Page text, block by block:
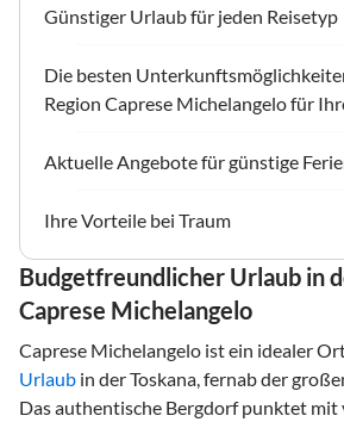
Günstiger Urlaub für jeden Reisetyp
Die besten
Region Caprese Michelangelo für
Aktuelle Angebote für günstige
Ihre Vorteile bei Traum
Budgetfreundlicher Urlaub in
Caprese Michelangelo
Caprese Michelangelo ist ein idealer
Urlaub in der Toskana, fernab der
Das authentische Bergdorf punktet mit